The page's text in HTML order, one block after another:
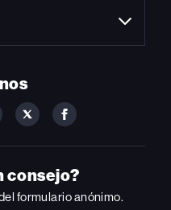
FOLLOW
ON
FOLLOW
ON
FACEBOOK
consejo?
formulario anónimo.